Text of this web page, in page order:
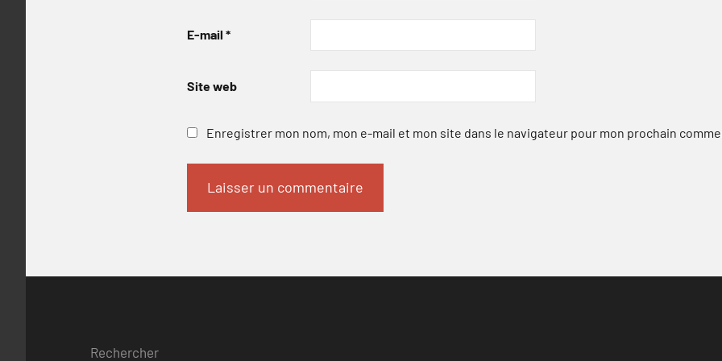
E-mail *
Site web
Enregistrer mon nom, mon e-mail et mon site dans le navigateur pour mon prochain
Rechercher